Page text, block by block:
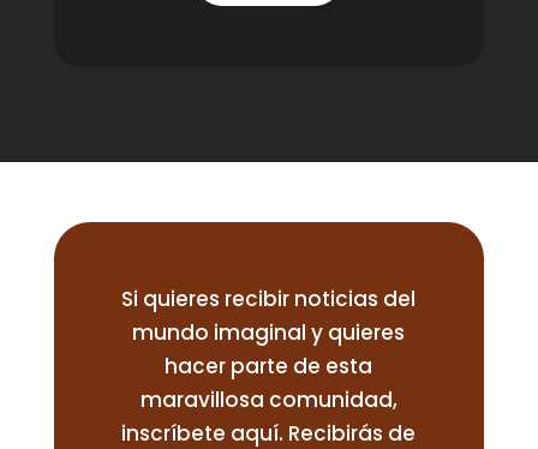
Si quieres recibir noticias del
mundo imaginal y quieres
hacer parte de esta
maravillosa comunidad,
inscríbete aquí. Recibirás de